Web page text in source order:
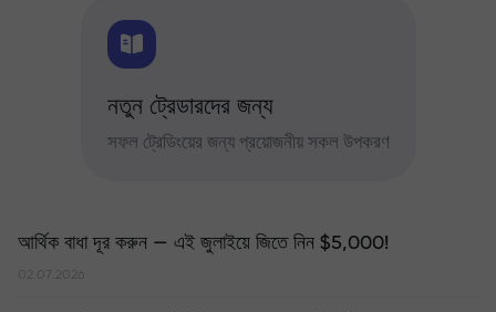
নতুন ট্রেডারদের জন্য
সফল ট্রেডিংয়ের জন্য প্রয়োজনীয় সকল উপকরণ
আর্থিক বাধা দূর করুন — এই জুলাইয়ে জিতে নিন $5,000!
02.07.2026